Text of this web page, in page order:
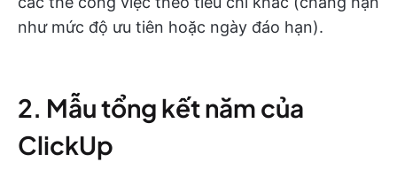
như mức độ ưu tiên hoặc ngày đáo hạn).
2. Mẫu tổng kết năm của
ClickUp